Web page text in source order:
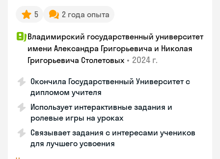
5 2 года опыта
Владимирский государственный университет
имени Александра Григорьевича и Николая
Григорьевича Столетовых • 2024 г.
Окончила Государственный Университет с
дипломом учителя
Использует интерактивные задания и
ролевые игры на уроках
Связывает задания с интересами учеников
для лучшего усвоения